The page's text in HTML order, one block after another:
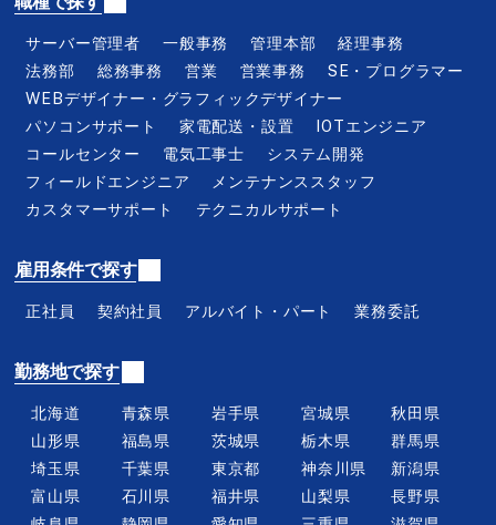
バースデー手当あり
給与前払制度あり 年間休日120日以上
土日祝日休み 産休育休実績あり
始業時間が朝10時以降 フレックス勤務
男性の育休取得実績あり 時短勤務あり
服装自由
高成長企業
20代で管理職登用あり 部署異動可能
社内転職可能 新卒積極採用
女性積極採用 転勤なし
サーバー管理者 一般事務 管理本部
経理事務
法務部
総務事務 営業 営業事務
SE・プログラマー
WEBデザイナー・グラフィックデザイナー
パソコンサポート
家電配送・設置
IOTエンジニア
コールセンター
電気工事士
システム開発
フィールドエンジニア
メンテナンススタッフ
カスタマーサポート
テクニカルサポート
雇用条件で探す
正社員 契約社員 アルバイト・パート 業務委託
勤務地で探す
北海道 青森県 岩手県 宮城県
秋田県
山形県
福島県 茨城県 栃木県
群馬県
埼玉県
千葉県 東京都 神奈川県
新潟県
富山県
石川県 福井県 山梨県
長野県